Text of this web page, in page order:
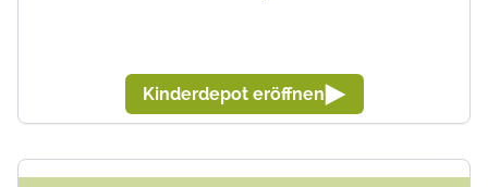
Kinderdepot eröffnen